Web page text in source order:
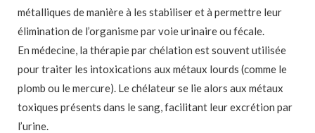
métalliques de manière à les stabiliser et à permettre leur
élimination de l’organisme par voie urinaire ou fécale.
En médecine, la thérapie par chélation est souvent utilisée
pour traiter les intoxications aux métaux lourds (comme le
plomb ou le mercure). Le chélateur se lie alors aux métaux
toxiques présents dans le sang, facilitant leur excrétion par
l’urine.